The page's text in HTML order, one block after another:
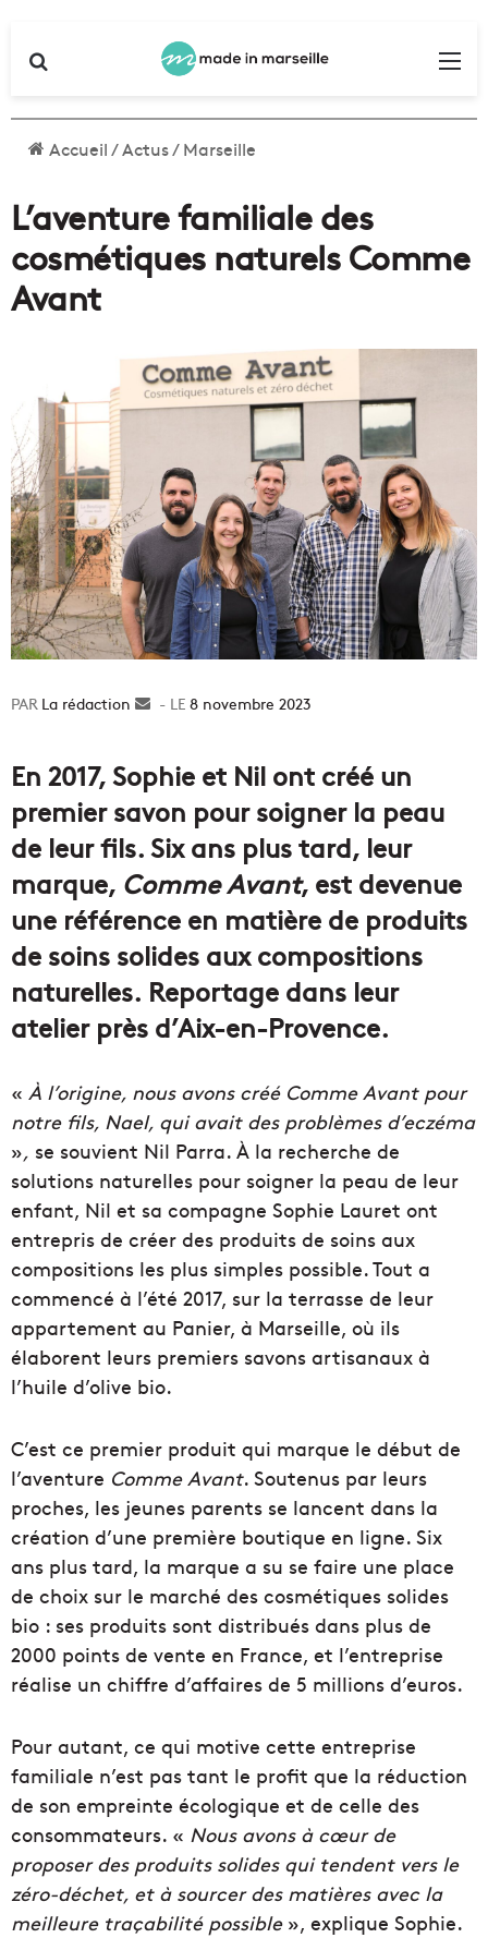
Accueil/Actus/Marseille
L’aventure familiale des
cosmétiques naturels Comme
Avant
La rédaction
Envoyer8 novembre 2023
En 2017, Sophie et Nil ont créé un
premier savon pour soigner la peau
de leur fils. Six ans plus tard, leur
marque, Comme Avant, est devenue
une référence en matière de produits
de soins solides aux compositions
naturelles. Reportage dans leur
atelier près d’Aix-en-Provence.
« À l’origine, nous avons créé Comme Avant pour
notre fils, Nael, qui avait des problèmes d’eczéma
», se souvient Nil Parra. À la recherche de
solutions naturelles pour soigner la peau de leur
enfant, Nil et sa compagne Sophie Lauret ont
entrepris de créer des produits de soins aux
compositions les plus simples possible. Tout a
commencé à l’été 2017, sur la terrasse de leur
appartement au Panier, à Marseille, où ils
élaborent leurs premiers savons artisanaux à
l’huile d’olive bio.
C’est ce premier produit qui marque le début de
l’aventure Comme Avant. Soutenus par leurs
proches, les jeunes parents se lancent dans la
création d’une première boutique en ligne. Six
ans plus tard, la marque a su se faire une place
de choix sur le marché des cosmétiques solides
bio : ses produits sont distribués dans plus de
2000 points de vente en France, et l’entreprise
réalise un chiffre d’affaires de 5 millions d’euros.
Pour autant, ce qui motive cette entreprise
familiale n’est pas tant le profit que la réduction
de son empreinte écologique et de celle des
consommateurs. « Nous avons à cœur de
proposer des produits solides qui tendent vers le
zéro-déchet, et à sourcer des matières avec la
meilleure traçabilité possible», explique Sophie.